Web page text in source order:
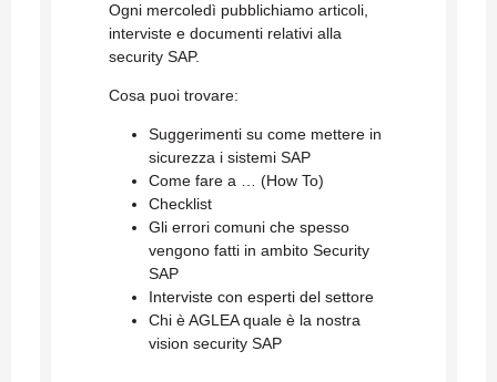
Ogni mercoledì pubblichiamo articoli,
interviste e documenti relativi alla
security SAP.
Cosa puoi trovare:
Suggerimenti su come mettere in
sicurezza i sistemi SAP
Come fare a … (How To)
Checklist
Gli errori comuni che spesso
vengono fatti in ambito Security
SAP
Interviste con esperti del settore
Chi è AGLEA quale è la nostra
vision security SAP